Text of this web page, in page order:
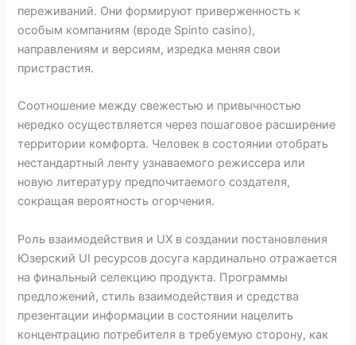
переживаний. Они формируют приверженность к
особым компаниям (вроде Spinto casino),
направлениям и версиям, изредка меняя свои
пристрастия.
Соотношение между свежестью и привычностью
нередко осуществляется через пошаговое расширение
территории комфорта. Человек в состоянии отобрать
нестандартный ленту узнаваемого режиссера или
новую литературу предпочитаемого создателя,
сокращая вероятность огорчения.
Роль взаимодействия и UX в создании постановления
Юзерский UI ресурсов досуга кардинально отражается
на финальный селекцию продукта. Программы
предложений, стиль взаимодействия и средства
презентации информации в состоянии нацелить
концентрацию потребителя в требуемую сторону, как